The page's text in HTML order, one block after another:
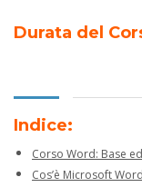
Durata del
Indice:
Corso Word: Base
Cos’è Microsoft Word